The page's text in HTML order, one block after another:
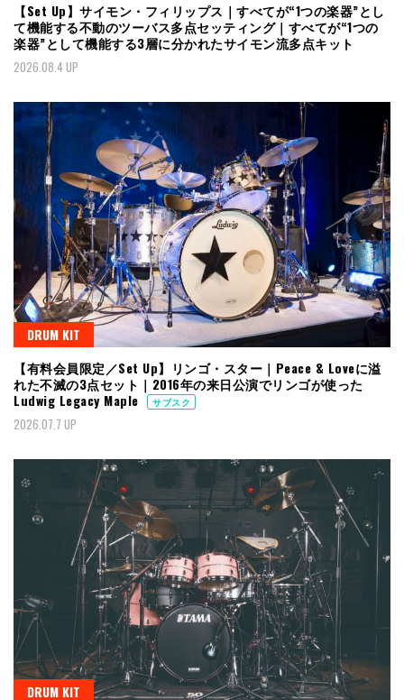
【Set Up】サイモン・フィリップス｜すべてが“1つの楽器”とし
て機能する不動のツーバス多点セッティング｜すべてが“1つの
楽器”として機能する3層に分かれたサイモン流多点キット
2026.08.4 UP
DRUM KIT
【有料会員限定／Set Up】リンゴ・スター｜Peace & Loveに溢
れた不滅の3点セット｜2016年の来日公演でリンゴが使った
Ludwig Legacy Maple
サブスク
2026.07.7 UP
DRUM KIT